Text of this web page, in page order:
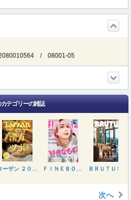
/08001-05
カテゴリーの雑誌
次へ